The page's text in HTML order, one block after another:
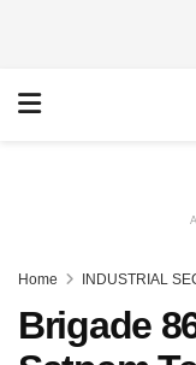
Home INDUSTRIAL
Brigade